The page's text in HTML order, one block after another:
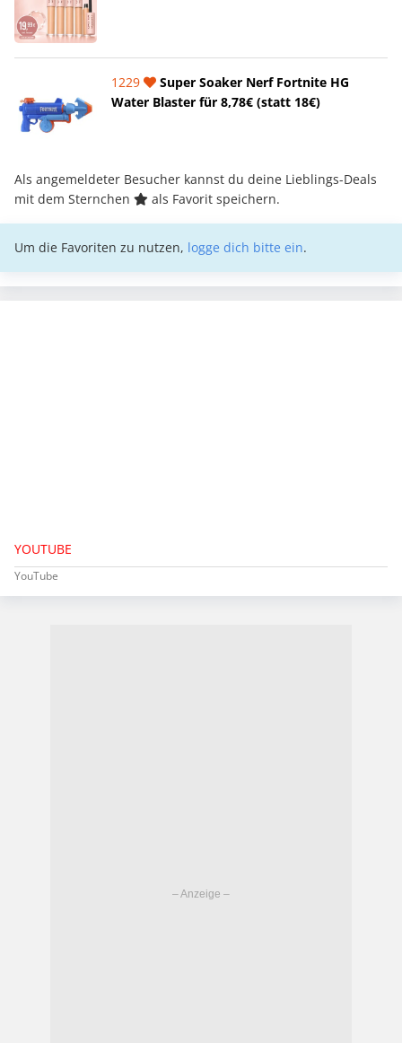
1229
Super Soaker Nerf Fortnite HG
Water Blaster für 8,78€ (statt 18€)
Als angemeldeter Besucher kannst du deine Lieblings-Deals
mit dem Sternchen
als Favorit speichern.
Um die Favoriten zu nutzen, logge dich bitte ein.
YOUTUBE
YouTube